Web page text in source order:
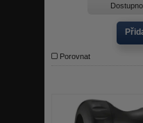
Porovnat